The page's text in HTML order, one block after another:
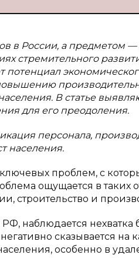
в России, а предметом
стремительного
В статье
для его преодоления.
персонала,
населения.
проблем, с
ощущается в таких
строительство и
наблюдается нехватка
сказывается на
особенно в